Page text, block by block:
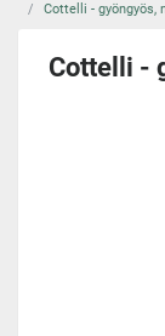
Cottelli - gyöngyös,
Cottelli -